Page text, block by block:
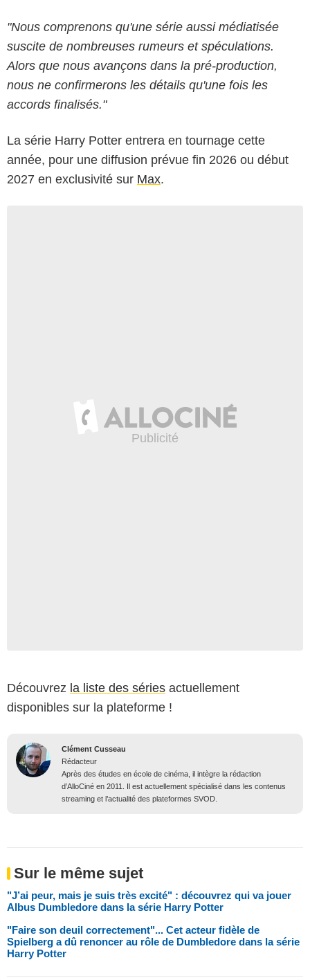
"Nous comprenons qu'une série aussi médiatisée
suscite de nombreuses rumeurs et spéculations.
Alors que nous avançons dans la pré-production,
nous ne confirmerons les détails qu'une fois les
accords finalisés."
La série Harry Potter entrera en tournage cette
année, pour une diffusion prévue fin 2026 ou début
2027 en exclusivité sur Max.
Découvrez la liste des séries actuellement
disponibles sur la plateforme !
Clément Cusseau
Rédacteur
Après des études en école de cinéma, il intègre la rédaction
d’AlloCiné en 2011. Il est actuellement spécialisé dans les contenus
streaming et l’actualité des plateformes SVOD.
Sur le même sujet
"J’ai peur, mais je suis très excité" : découvrez qui va jouer
Albus Dumbledore dans la série Harry Potter
"Faire son deuil correctement"... Cet acteur fidèle de
Spielberg a dû renoncer au rôle de Dumbledore dans la série
Harry Potter